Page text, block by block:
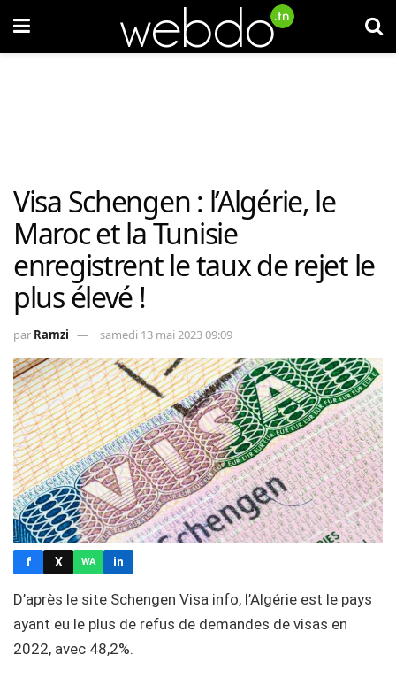
Visa Schengen : l’Algérie, le
Maroc et la Tunisie
enregistrent le taux de rejet le
plus élevé !
par Ramzi samedi 13 mai 2023 09:09
f X WA in
D’après le site Schengen Visa info, l’Algérie est le pays
ayant eu le plus de refus de demandes de visas en
2022, avec 48,2%.